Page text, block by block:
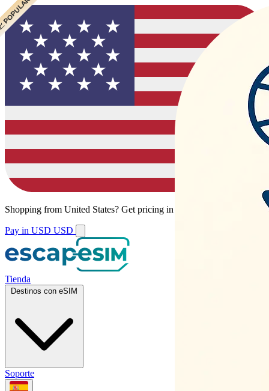
Shopping from United States? Get pricing in your local currency.
Pay in USD USD
Tienda
Destinos con eSIM
Soporte